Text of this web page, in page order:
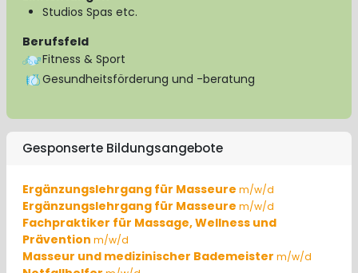
Studios Spas etc.
Berufsfeld
Fitness & Sport
Gesundheitsförderung und -beratung
Gesponserte Bildungsangebote
Ergänzungslehrgang für Masseure m/w/d
Ergänzungslehrgang für Masseure m/w/d
Fachpraktiker für Massage, Wellness und
Prävention m/w/d
Masseur und medizinischer Bademeister m/w/d